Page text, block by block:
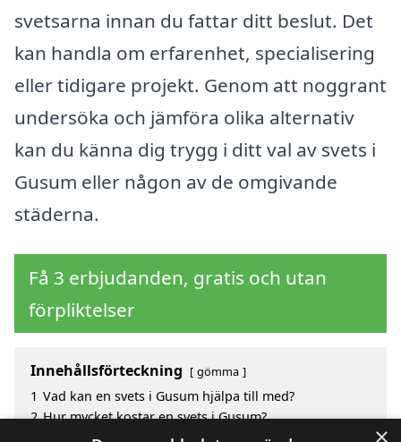
svetsarna innan du fattar ditt beslut. Det
kan handla om erfarenhet, specialisering
eller tidigare projekt. Genom att noggrant
undersöka och jämföra olika alternativ
kan du känna dig trygg i ditt val av svets i
Gusum eller någon av de omgivande
städerna.
Få 3 erbjudanden, gratis och utan
förpliktelser
Innehållsförteckning gömma
1 Vad kan en svets i Gusum hjälpa till med?
2 Hur mycket kostar en svets i Gusum?
Fördelar med att välja svets i Gusum